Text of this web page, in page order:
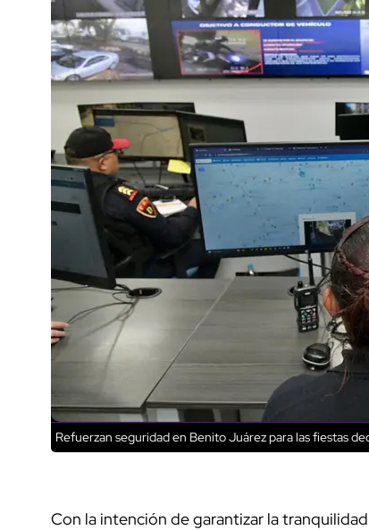
Refuerzan seguridad en Benito Juárez para las fiestas
Con la intención de garantizar la